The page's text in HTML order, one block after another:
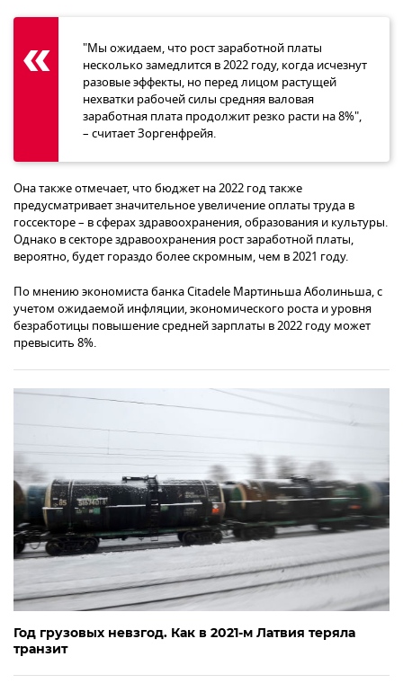
"Мы ожидаем, что рост заработной платы
несколько замедлится в 2022 году, когда исчезнут
разовые эффекты, но перед лицом растущей
нехватки рабочей силы средняя валовая
заработная плата продолжит резко расти на 8%",
– считает Зоргенфрейя.
Она также отмечает, что бюджет на 2022 год также
предусматривает значительное увеличение оплаты труда в
госсекторе – в сферах здравоохранения, образования и культуры.
Однако в секторе здравоохранения рост заработной платы,
вероятно, будет гораздо более скромным, чем в 2021 году.
По мнению экономиста банка Citadele Мартиньша Аболиньша, с
учетом ожидаемой инфляции, экономического роста и уровня
безработицы повышение средней зарплаты в 2022 году может
превысить 8%.
Год грузовых невзгод. Как в 2021-м Латвия теряла
транзит